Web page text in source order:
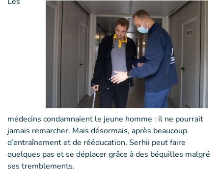
médecins condamnaient le jeune homme : il ne pourrait
jamais remarcher. Mais désormais, après beaucoup
d’entraînement et de rééducation, Serhii peut faire
quelques pas et se déplacer grâce à des béquilles malgré
ses tremblements.